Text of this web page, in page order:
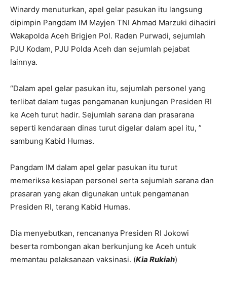
Winardy menuturkan, apel gelar pasukan itu langsung
dipimpin Pangdam IM Mayjen TNI Ahmad Marzuki dihadiri
Wakapolda Aceh Brigjen Pol. Raden Purwadi, sejumlah
PJU Kodam, PJU Polda Aceh dan sejumlah pejabat
lainnya.
“Dalam apel gelar pasukan itu, sejumlah personel yang
terlibat dalam tugas pengamanan kunjungan Presiden RI
ke Aceh turut hadir. Sejumlah sarana dan prasarana
seperti kendaraan dinas turut digelar dalam apel itu, ”
sambung Kabid Humas.
Pangdam IM dalam apel gelar pasukan itu turut
memeriksa kesiapan personel serta sejumlah sarana dan
prasaran yang akan digunakan untuk pengamanan
Presiden RI, terang Kabid Humas.
Dia menyebutkan, rencananya Presiden RI Jokowi
beserta rombongan akan berkunjung ke Aceh untuk
memantau pelaksanaan vaksinasi. (Kia Rukiah)